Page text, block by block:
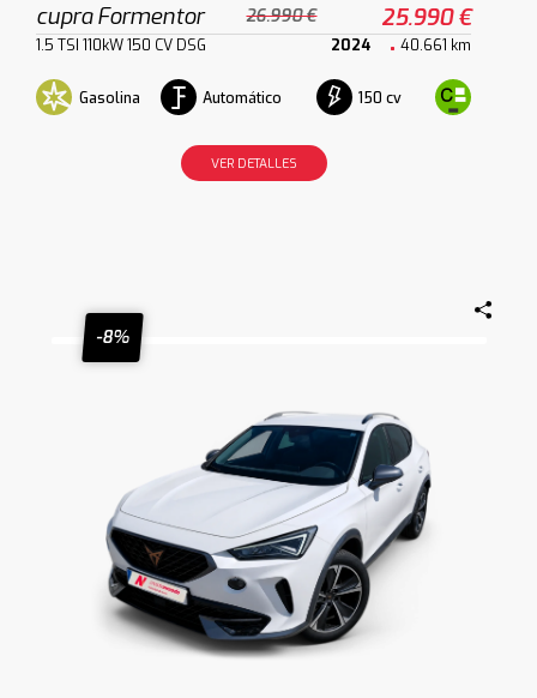
cupra Formentor 26.990 € 25.990 €
1.5 TSI 110kW 150 CV DSG 2024 40.661 km
Gasolina Automático 150 cv
VER DETALLES
-8%